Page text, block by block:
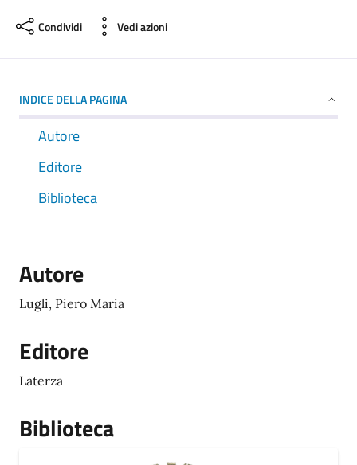
Condividi Vedi azioni
INDICE DELLA PAGINA
Autore
Editore
Biblioteca
Autore
Lugli, Piero Maria
Editore
Laterza
Biblioteca